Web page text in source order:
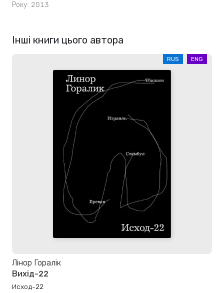
Року: 2013
Інші книги цього автора
RUS ENG
Лінор Горалік
Вихід-22
Исход-22